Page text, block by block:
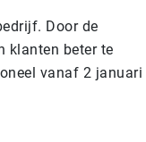
Door de
klanten beter te
vanaf 2 januari